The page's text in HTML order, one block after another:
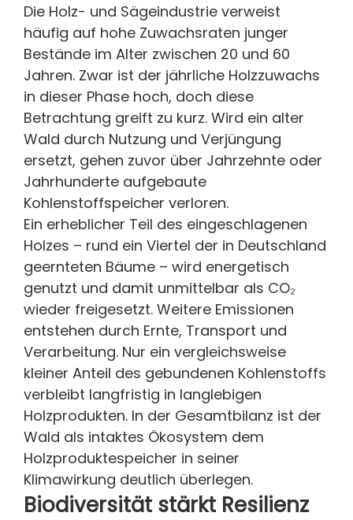
Die Holz- und Sägeindustrie verweist
häufig auf hohe Zuwachsraten junger
Bestände im Alter zwischen 20 und 60
Jahren. Zwar ist der jährliche Holzzuwachs
in dieser Phase hoch, doch diese
Betrachtung greift zu kurz. Wird ein alter
Wald durch Nutzung und Verjüngung
ersetzt, gehen zuvor über Jahrzehnte oder
Jahrhunderte aufgebaute
Kohlenstoffspeicher verloren.
Ein erheblicher Teil des eingeschlagenen
Holzes – rund ein Viertel der in Deutschland
geernteten Bäume – wird energetisch
genutzt und damit unmittelbar als CO₂
wieder freigesetzt. Weitere Emissionen
entstehen durch Ernte, Transport und
Verarbeitung. Nur ein vergleichsweise
kleiner Anteil des gebundenen Kohlenstoffs
verbleibt langfristig in langlebigen
Holzprodukten. In der Gesamtbilanz ist der
Wald als intaktes Ökosystem dem
Holzproduktespeicher in seiner
Klimawirkung deutlich überlegen.
Biodiversität stärkt Resilienz